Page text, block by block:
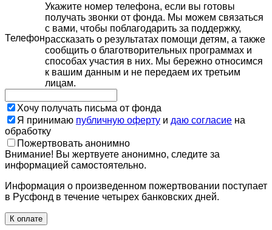
Телефон
Укажите номер телефона, если вы готовы
получать звонки от фонда. Мы можем связаться
с вами, чтобы поблагодарить за поддержку,
рассказать о результатах помощи детям, а также
сообщить о благотворительных программах и
способах участия в них. Мы бережно относимся
к вашим данным и не передаем их третьим
лицам.
Хочу получать письма от фонда
Я принимаю публичную оферту и даю согласие на
обработку
Пожертвовать анонимно
Внимание! Вы жертвуете анонимно, следите за
информацией самостоятельно.
Информация о произведенном пожертвовании поступает
в Русфонд в течение четырех банковских дней.
К оплате